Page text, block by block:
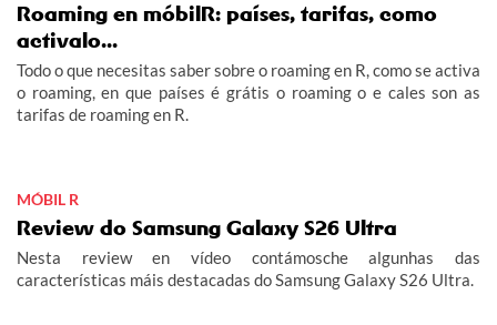
Roaming en móbilR: países, tarifas, como
activalo...
Todo o que necesitas saber sobre o roaming en R, como se activa
o roaming, en que países é grátis o roaming o e cales son as
tarifas de roaming en R.
MÓBIL R
Review do Samsung Galaxy S26 Ultra
Nesta review en vídeo contámosche algunhas das
características máis destacadas do Samsung Galaxy S26 Ultra.